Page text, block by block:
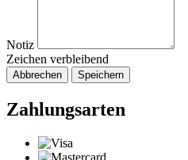
Notiz
Zeichen verbleibend
Abbrechen Speichern
Zahlungsarten